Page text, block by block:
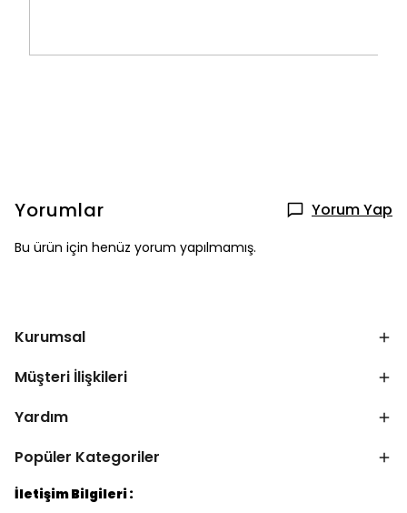
Yorumlar Yorum Yap
Bu ürün için henüz yorum yapılmamış.
Kurumsal
Müşteri İlişkileri
Yardım
Popüler Kategoriler
İletişim Bilgileri :